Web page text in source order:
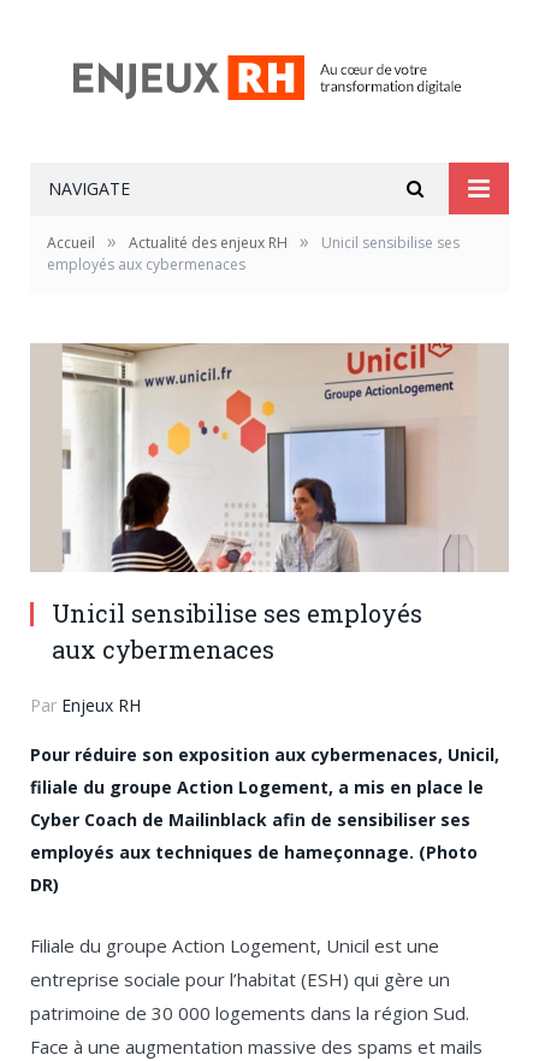
NAVIGATE
Accueil » Actualité des enjeux RH »
Unicil sensibilise ses
employés aux cybermenaces
Unicil sensibilise ses employés
aux cybermenaces
Par Enjeux RH
Pour réduire son exposition aux cybermenaces, Unicil,
filiale du groupe Action Logement, a mis en place le
Cyber Coach de Mailinblack afin de sensibiliser ses
employés aux techniques de hameçonnage. (Photo
DR)
Filiale du groupe Action Logement, Unicil est une
entreprise sociale pour l’habitat (ESH) qui gère un
patrimoine de 30 000 logements dans la région Sud.
Face à une augmentation massive des spams et mails